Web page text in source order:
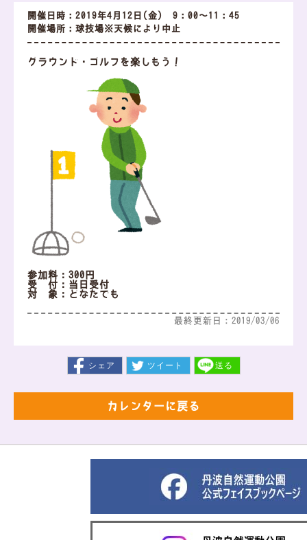
開催日時：2019年4月12日(金) 9：00～11：45
開催場所：球技場※天候により中止
グラウンド・ゴルフを楽しもう！
参加料：300円
受 付：当日受付
対 象：どなたでも
最終更新日：2019/03/06
シェア ツイート 送る
カレンダーに戻る